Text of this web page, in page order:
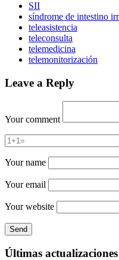
SII
síndrome de intestino
teleasistencia
teleconsulta
telemedicina
telemonitorización
Leave a Reply
Your comment
Your name
Your email
Your website
Últimas actualizaciones